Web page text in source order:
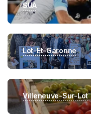
SUA
Lot-Et-Garonne
Villeneuve-Sur-Lot